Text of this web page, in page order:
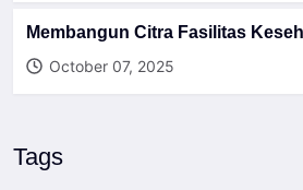
Membangun Citra Fasilitas
October 07, 2025
Tags